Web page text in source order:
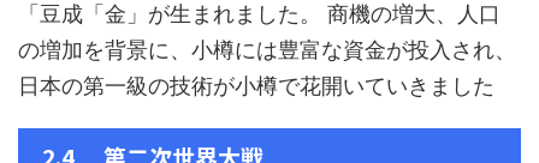
「豆成「金」が生まれました。 商機の増大、人口
の増加を背景に、小樽には豊富な資金が投入され、
日本の第一級の技術が小樽で花開いていきました